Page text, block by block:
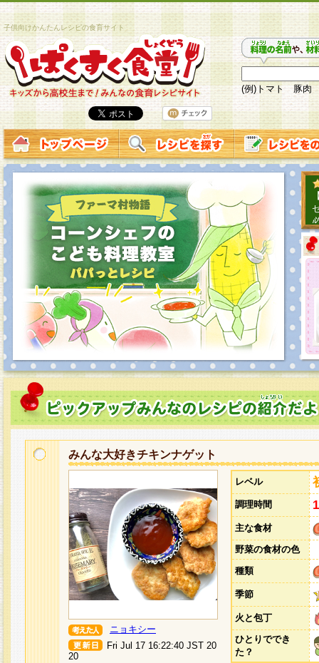
子供向けかんたんレシピの食育サイト
(例)トマト 豚肉
みんな大好きチキンナゲット
ニョキシー
Fri Jul 17 16:22:40 JST 20
20
レベル
調理時間
主な食材
野菜の食材の色
種類
季節
火と包丁
ひとりででき
た？